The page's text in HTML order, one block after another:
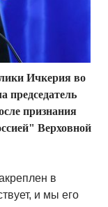
Ичкерия во
председатель
признания
Верховной
в
и мы его